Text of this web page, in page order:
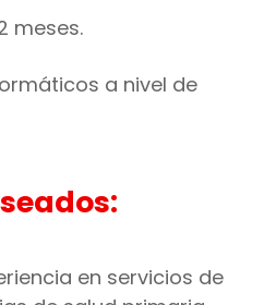
meses.
a nivel de
en servicios de